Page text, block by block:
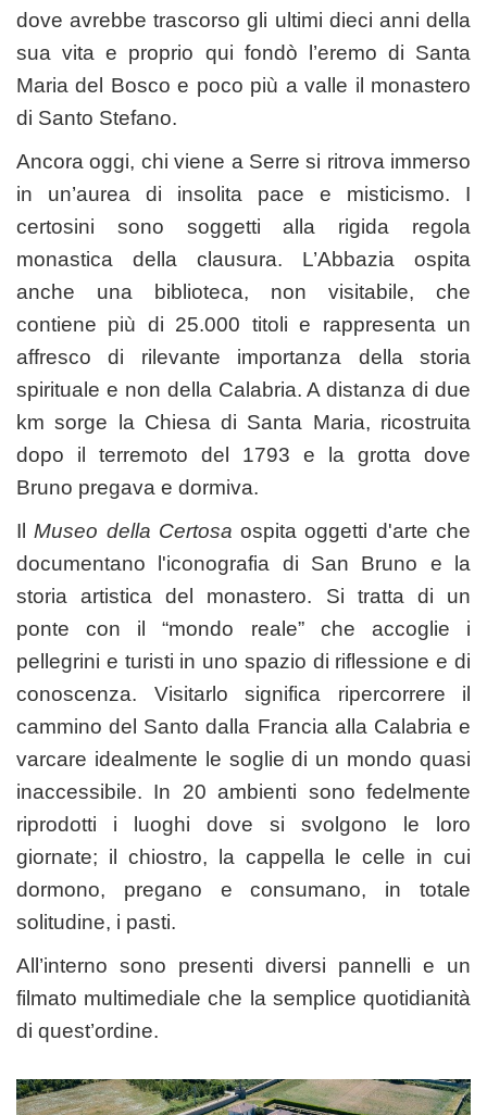
dove avrebbe trascorso gli ultimi dieci anni della
sua vita e proprio qui fondò l’eremo di Santa
Maria del Bosco e poco più a valle il monastero
di Santo Stefano.
Ancora oggi, chi viene a Serre si ritrova immerso
in un’aurea di insolita pace e misticismo. I
certosini sono soggetti alla rigida regola
monastica della clausura. L’Abbazia ospita
anche una biblioteca, non visitabile, che
contiene più di 25.000 titoli e rappresenta un
affresco di rilevante importanza della storia
spirituale e non della Calabria. A distanza di due
km sorge la Chiesa di Santa Maria, ricostruita
dopo il terremoto del 1793 e la grotta dove
Bruno pregava e dormiva.
IlMuseo della Certosaospita oggetti d'arte che
documentano l'iconografia di San Bruno e la
storia artistica del monastero. Si tratta di un
ponte con il “mondo reale” che accoglie i
pellegrini e turisti in uno spazio di riflessione e di
conoscenza. Visitarlo significa ripercorrere il
cammino del Santo dalla Francia alla Calabria e
varcare idealmente le soglie di un mondo quasi
inaccessibile. In 20 ambienti sono fedelmente
riprodotti i luoghi dove si svolgono le loro
giornate; il chiostro, la cappella le celle in cui
dormono, pregano e consumano, in totale
solitudine, i pasti.
All’interno sono presenti diversi pannelli e un
filmato multimediale che la semplice quotidianità
di quest’ordine.